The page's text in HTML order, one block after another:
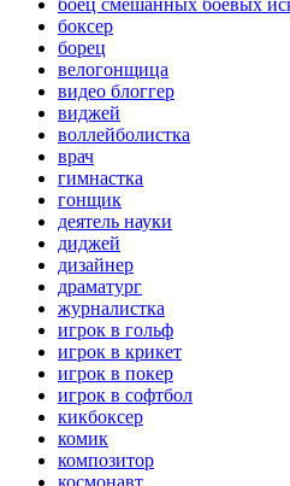
боксер
борец
велогонщица
видео блоггер
виджей
воллейболистка
врач
гимнастка
гонщик
деятель науки
диджей
дизайнер
драматург
журналистка
игрок в гольф
игрок в крикет
игрок в покер
игрок в софтбол
кикбоксер
комик
композитор
космонавт